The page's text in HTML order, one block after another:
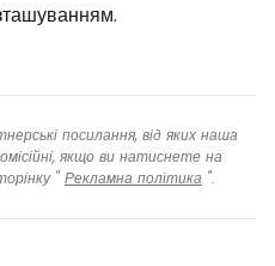
посилання, від яких наша
якщо ви натиснете на
" Рекламна політика ".